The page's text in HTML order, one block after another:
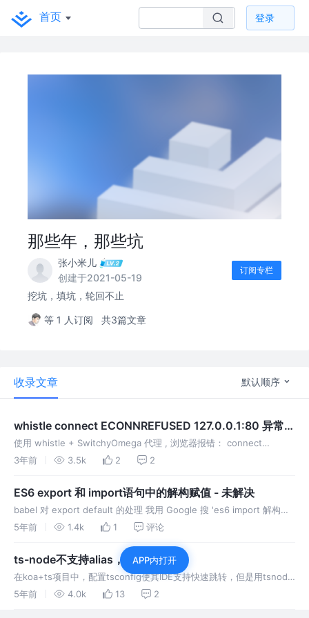
首页 登录
那些年，那些坑
张小米儿
创建于2021-05-19
订阅专栏
挖坑，填坑，轮回不止
等 1 人订阅 共3篇文章
收录文章 默认顺序
whistle connect ECONNREFUSED 127.0.0.1:80 异常解
决
使用 whistle + SwitchyOmega 代理 , 浏览器报错： connect
ECONNREFUSED 0.0.0.0:80 at TCPConnectWrap.afterConnect
3年前 3.5k 2 2
ES6 export 和 import语句中的解构赋值 - 未解决
babel 对 export default 的处理 我用 Google 搜 'es6 import 解构失
败'，找到了下面的这篇文章
5年前 1.4k 1 评论
ts-node不支持alias，编译报错
在koa+ts项目中，配置tsconfig使其IDE支持快速跳转，但是用tsnode
编译时报错 如下 Error: Cannot find module '@/lib'。
5年前 4.0k 13 2
APP内打开